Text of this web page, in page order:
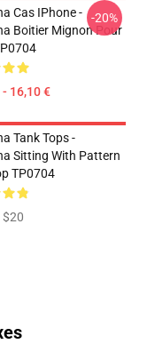
Cas IPhone -
Boitier Mignon Pour
- 16,10 €
-20%
Tank Tops -
Sitting With Pattern
TP0704
$20